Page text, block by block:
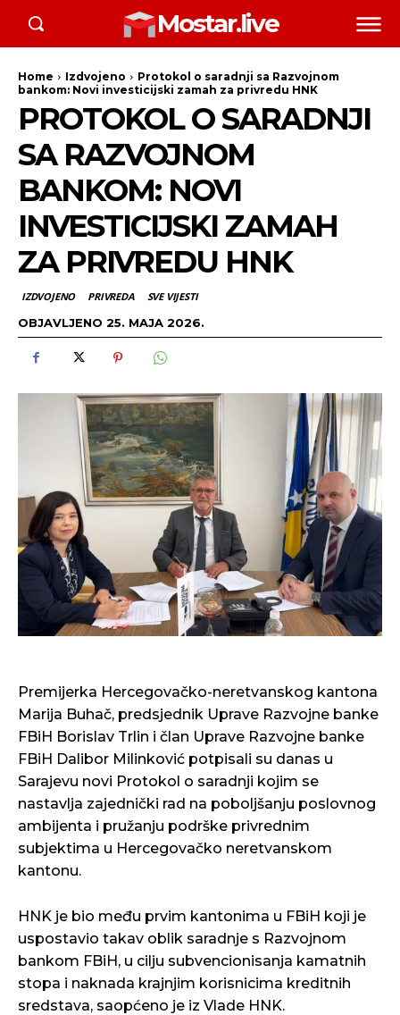
Mostar.live
Home Izdvojeno
Protokol o saradnji sa Razvojnom
bankom: Novi investicijski zamah za privredu HNK
PROTOKOL O SARADNJI
SA RAZVOJNOM
BANKOM: NOVI
INVESTICIJSKI ZAMAH
ZA PRIVREDU HNK
IZDVOJENO PRIVREDA SVE VIJESTI
OBJAVLJENO 25. MAJA 2026.
Premijerka Hercegovačko-neretvanskog kantona
Marija Buhač, predsjednik Uprave Razvojne banke
FBiH Borislav Trlin i član Uprave Razvojne banke
FBiH Dalibor Milinković potpisali su danas u
Sarajevu novi Protokol o saradnji kojim se
nastavlja zajednički rad na poboljšanju poslovnog
ambijenta i pružanju podrške privrednim
subjektima u Hercegovačko neretvanskom
kantonu.
HNK je bio među prvim kantonima u FBiH koji je
uspostavio takav oblik saradnje s Razvojnom
bankom FBiH, u cilju subvencionisanja kamatnih
stopa i naknada krajnjim korisnicima kreditnih
sredstava, saopćeno je iz Vlade HNK.